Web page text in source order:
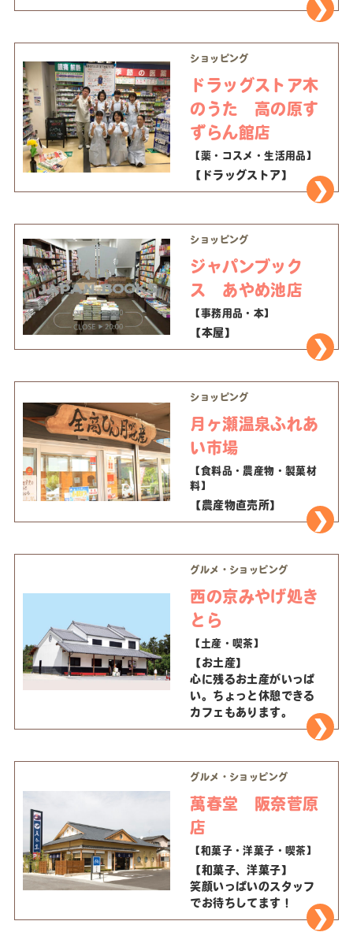
ショッピング
ドラッグストア木
のうた 高の原す
ずらん館店
【薬・コスメ・生活用品】
【ドラッグストア】
ショッピング
ジャパンブック
ス あやめ池店
【事務用品・本】
【本屋】
ショッピング
月ヶ瀬温泉ふれあ
い市場
【食料品・農産物・製菓材
料】
【農産物直売所】
グルメ・ショッピング
西の京みやげ処き
とら
【土産・喫茶】
【お土産】
心に残るお土産がいっぱ
い。ちょっと休憩できる
カフェもあります。
グルメ・ショッピング
萬春堂 阪奈菅原
店
【和菓子・洋菓子・喫茶】
【和菓子、洋菓子】
笑顔いっぱいのスタッフ
でお待ちしてます！